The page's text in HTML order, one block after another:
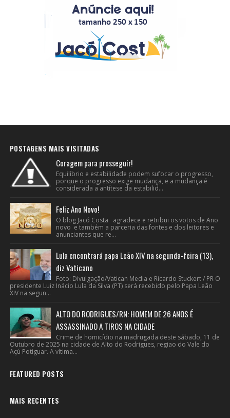
POSTAGENS MAIS VISITADAS
Coragem para prosseguir!
Equilíbrio e estabilidade podem sufocar o progresso,
porque o progresso exige mudança, e a mudança é
considerada a antítese da estabilid...
Feliz Ano Novo!
O blog Jacó Costa agradece e retribui os votos de Ano
novo e também a parceria das fontes e dos leitores e
anunciantes que re...
Lula encontrará papa Leão XIV na segunda-feira (13),
diz Vaticano
Foto: Divulgação/Vatican Media e Ricardo Stuckert / PR O
presidente Luiz Inácio Lula da Silva (PT) será recebido pelo Papa Leão
XIV na segun...
ALTO DO RODRIGUES/RN: HOMEM DE 26 ANOS É
ASSASSINADO A TIROS NA CIDADE
Crime de homicídio na madrugada deste sábado, 11 de
Outubro de 2025 na cidade de Alto do Rodrigues, regiao do Vale do
Açú Potiguar. A vítima...
FEATURED POSTS
MAIS RECENTES